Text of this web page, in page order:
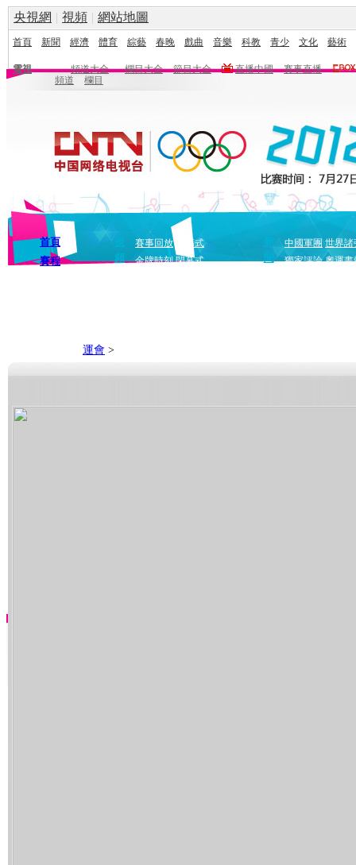
央視網 | 視頻 | 網站地圖
首頁 新聞 經濟 體育 綜藝 春晚 戲曲 音樂 科教 青少 文化 藝術
電視 頻道大全 欄目大全 節目大全 直播中國
賽事直播
頻道
欄目
首頁
賽程
頻
賽事回放
開幕式
金牌時刻 閉幕式
中國軍團 世界諸
獨家評論 奧運畫
運會 >